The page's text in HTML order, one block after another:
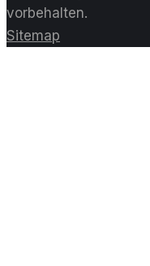
vorbehalten.
Sitemap